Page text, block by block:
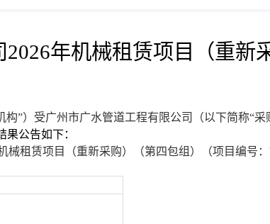
年机械租赁项目（重新
”） 受广州市广水管道工程有限公司 （以下简称“
果公告如下：
械租赁项目（重新采购）（第四包组） （项目编号